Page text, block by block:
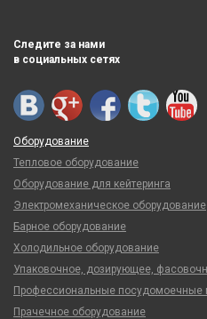
Следите за нами
в социальных сетях
Оборудование
Тепловое оборудование
Оборудование для кейтеринга
Электромеханическое оборудование
Барное оборудование
Холодильное оборудование
Упаковочное, дозирующее,
Профессиональные
Прачечное оборудование